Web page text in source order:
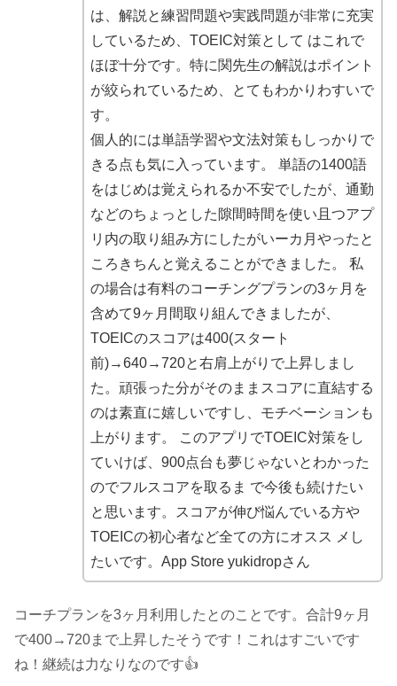
は、解説と練習問題や実践問題が非常に充実
しているため、TOEIC対策として はこれで
ほぼ十分です。特に関先生の解説はポイント
が絞られているため、とてもわかりわすいで
す。
個人的には単語学習や文法対策もしっかりで
きる点も気に入っています。 単語の1400語
をはじめは覚えられるか不安でしたが、通勤
などのちょっとした隙間時間を使い且つアプ
リ内の取り組み方にしたがいーカ月やったと
ころきちんと覚えることができました。 私
の場合は有料のコーチングプランの3ヶ月を
含めて9ヶ月間取り組んできましたが、
TOEICのスコアは400(スタート
前)→640→720と右肩上がりで上昇しまし
た。頑張った分がそのままスコアに直結する
のは素直に嬉しいですし、モチベーションも
上がります。 このアプリでTOEIC対策をし
ていけば、900点台も夢じゃないとわかった
のでフルスコアを取るま で今後も続けたい
と思います。スコアが伸び悩んでいる方や
TOEICの初心者など全ての方にオスス メし
たいです。App Store yukidropさん
コーチプランを3ヶ月利用したとのことです。合計9ヶ月
で400→720まで上昇したそうです！これはすごいです
ね！継続は力なりなのです👍